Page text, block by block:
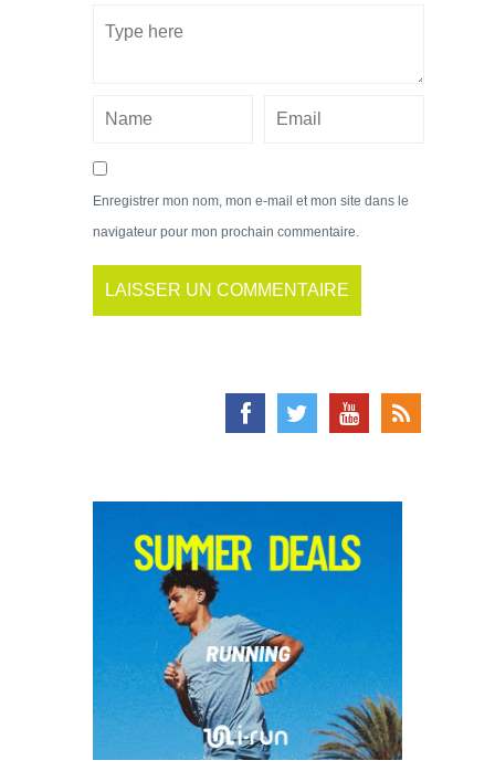
Enregistrer mon nom, mon e-mail et mon site dans le
navigateur pour mon prochain commentaire.